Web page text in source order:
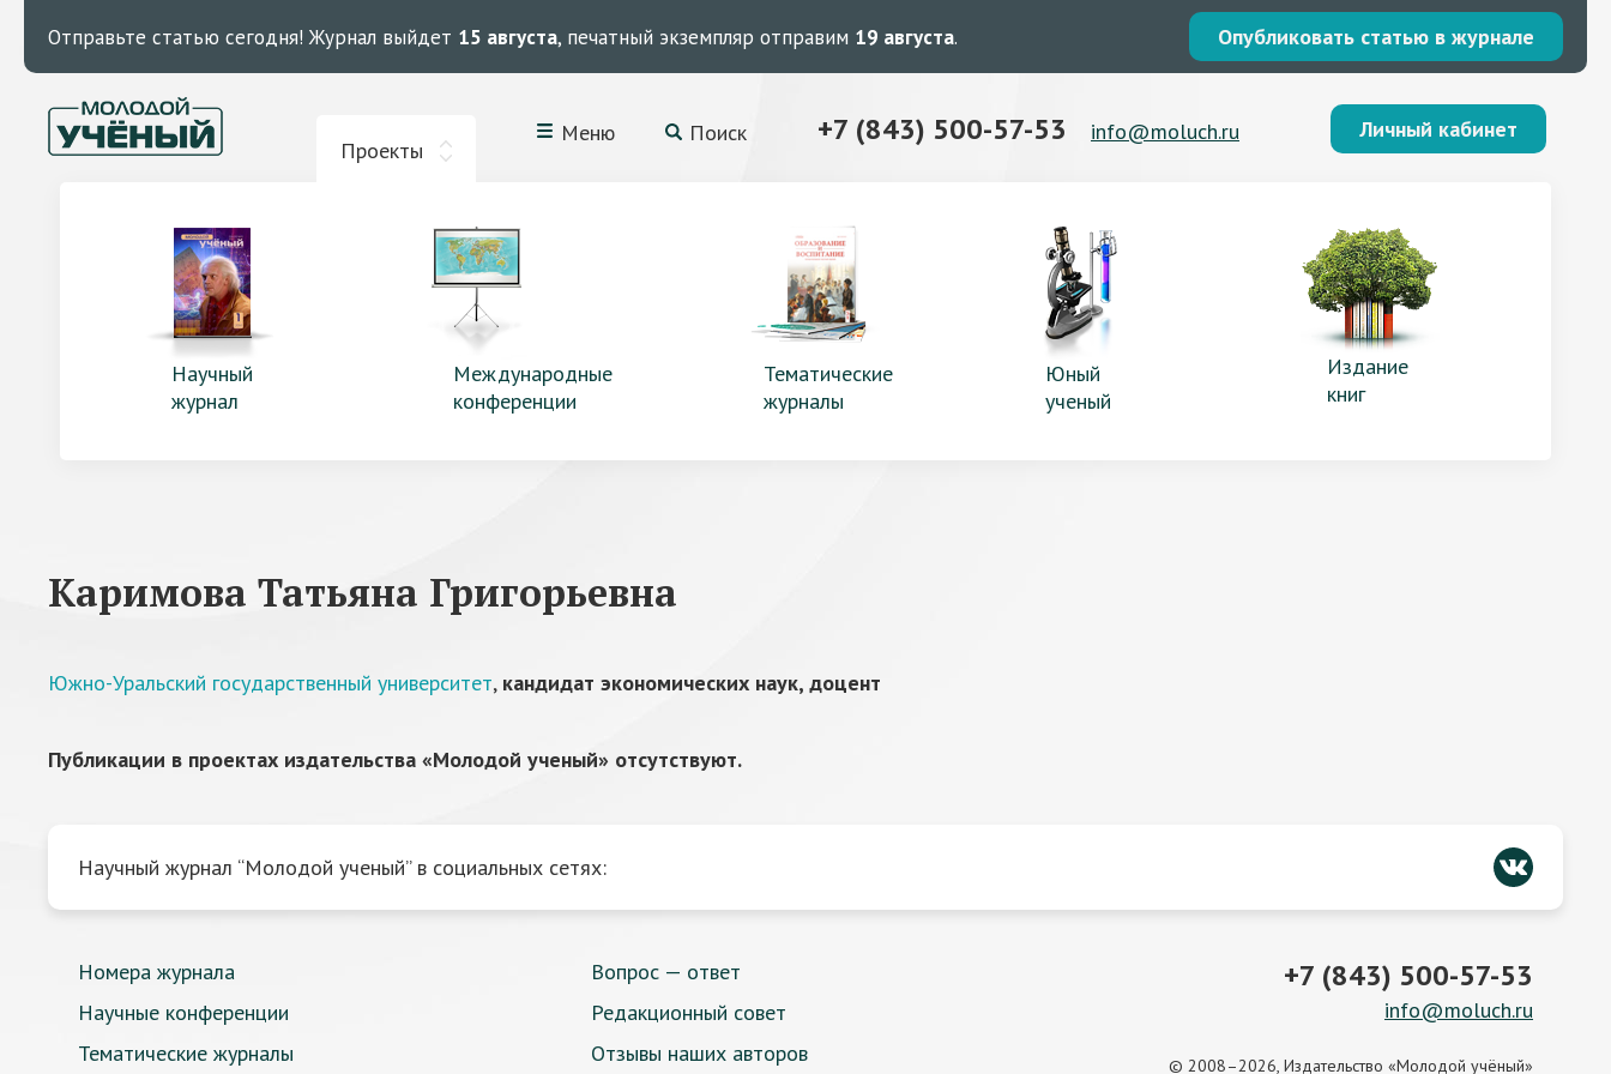
Отправьте статью сегодня! Журнал выйдет 15 августа, печатный экземпляр отправим 19 августа. Опубликовать статью в журнале
Проекты
Меню Поиск +7 (843) 500-57-53 info@moluch.ru Личный кабинет
Научный
журнал
Международные
конференции
Тематические
журналы
Юный
ученый
Издание
книг
Каримова Татьяна Григорьевна
Южно-Уральский государственный университет, кандидат экономических наук, доцент
Публикации в проектах издательства «Молодой ученый» отсутствуют.
Научный журнал “Молодой ученый” в социальных сетях:
Номера журнала
Научные конференции
Тематические журналы
Вопрос — ответ
Редакционный совет
Отзывы наших авторов
+7 (843) 500-57-53
info@moluch.ru
© 2008–2026, Издательство «Молодой учёный»